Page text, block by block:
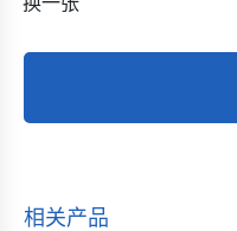
相关产品